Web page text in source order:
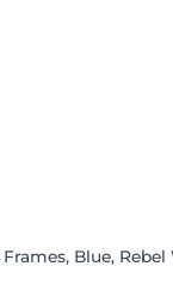
Blue, Rebel